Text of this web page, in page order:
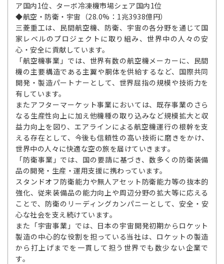
ア国内1位、ターボ冷凍機市場シェア国内1位
◆航空・防衛・宇宙（28.0%：1兆3938億円）
三菱重工は、民間航空機、防衛、宇宙の各分野を通じて国
家レベルのプロジェクトに取り組み、世界中の人々の安
心・安全に貢献しています。
「航空機事業」では、世界有数の航空機メーカーに、民間
機の主要構造である主翼や胴体を供給するなど、国際共同
開発・製造パートナーとして、世界屈指の規模や技術力を
有しています。
またアフターマーケット事業においては、既存事業のさら
なる生産性向上に加え他機種の取り込みなど規模拡大と収
益力向上を図り、エアラインによる航空機運行の根幹を支
える存在として、今後も信頼性の高い技術に磨きをかけ、
世界中の人々に快適な空の旅を届けていきます。
「防衛事業」では、国の要請に基づき、数多くの防衛装備
品の開発・生産・運用支援に携わっています。
スタンドオフ防衛能力や無人アセット防衛能力等の抜本的
強化、従来装備品の能力向上や周辺分野の拡大等に応える
ことで、防衛のリーディングカンパニーとして、安全・安
心な社会を支え続けています。
また「宇宙事業」では、日本の宇宙開発初期からロケット
製造の中心的な役割を担っている当社は、ロケットの製造
から打上げまでを一貫して担う世界でも数少ない企業で
す。